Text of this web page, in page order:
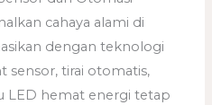
cahaya alami di
dengan teknologi
sensor, tirai otomatis,
LED hemat energi tetap